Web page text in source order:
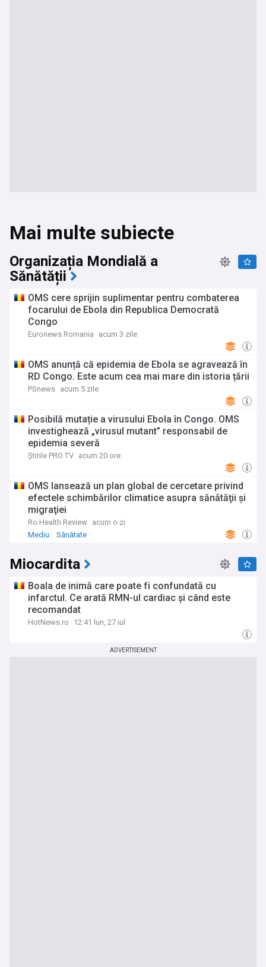
Mai multe subiecte
Organizația Mondială a
Sănătății
OMS cere sprijin suplimentar pentru combaterea
focarului de Ebola din Republica Democrată
Congo
Euronews Romania acum 3 zile
OMS anunță că epidemia de Ebola se agravează în
RD Congo. Este acum cea mai mare din istoria țării
PSnews acum 5 zile
Posibilă mutație a virusului Ebola în Congo. OMS
investighează „virusul mutant” responsabil de
epidemia severă
Știrile PRO TV acum 20 ore
OMS lansează un plan global de cercetare privind
efectele schimbărilor climatice asupra sănătăţii şi
migraţiei
Ro Health Review acum o zi
Mediu
Sănătate
Miocardita
Boala de inimă care poate fi confundată cu
infarctul. Ce arată RMN-ul cardiac și când este
recomandat
HotNews.ro 12:41 lun, 27 iul
ADVERTISEMENT